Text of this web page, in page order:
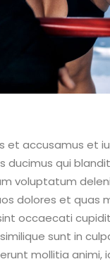
et accusamus et
ducimus qui
voluptatum
dolores et quas
occaecati
sunt in
mollitia animi,